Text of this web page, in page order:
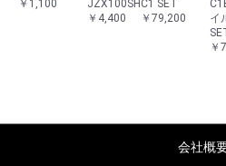
￥1,100
JZX100SH
￥4,400
C1 SET
￥79,200
イ
￥
会社概